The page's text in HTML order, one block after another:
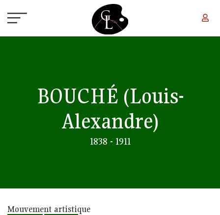
BOUCHÉ (Louis-
Alexandre)
1838 - 1911
Mouvement artistique